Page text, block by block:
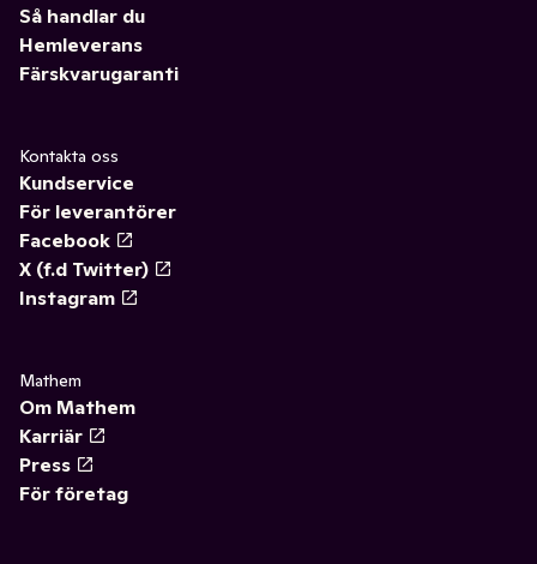
Så handlar du
Hemleverans
Färskvarugaranti
Kontakta oss
Kundservice
För leverantörer
Facebook
X (f.d Twitter)
Instagram
Mathem
Om Mathem
Karriär
Press
För företag